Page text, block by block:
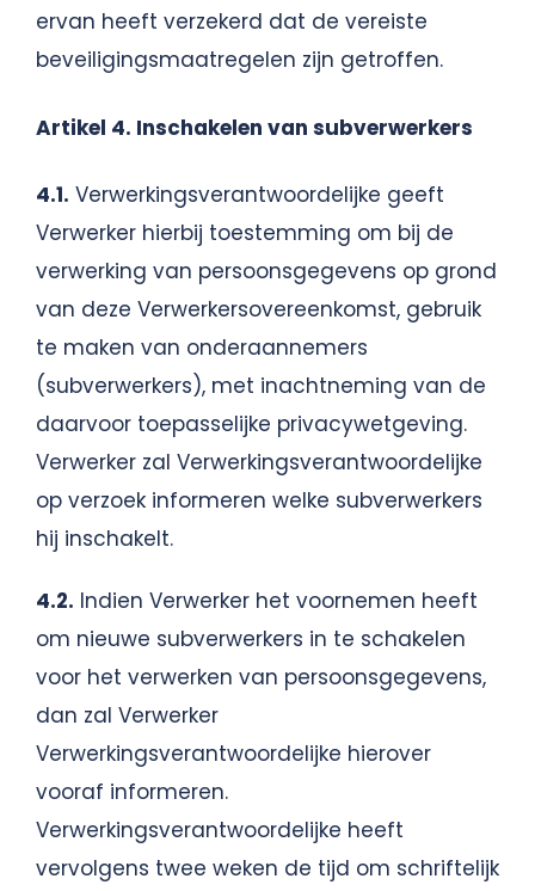
ervan heeft verzekerd dat de vereiste
beveiligingsmaatregelen zijn getroffen.
Artikel 4. Inschakelen van subverwerkers
4.1. Verwerkingsverantwoordelijke geeft
Verwerker hierbij toestemming om bij de
verwerking van persoonsgegevens op grond
van deze Verwerkersovereenkomst, gebruik
te maken van onderaannemers
(subverwerkers), met inachtneming van de
daarvoor toepasselijke privacywetgeving.
Verwerker zal Verwerkingsverantwoordelijke
op verzoek informeren welke subverwerkers
hij inschakelt.
4.2. Indien Verwerker het voornemen heeft
om nieuwe subverwerkers in te schakelen
voor het verwerken van persoonsgegevens,
dan zal Verwerker
Verwerkingsverantwoordelijke hierover
vooraf informeren.
Verwerkingsverantwoordelijke heeft
vervolgens twee weken de tijd om schriftelijk